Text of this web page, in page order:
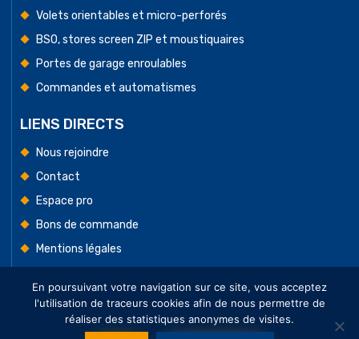
Volets orientables et micro-perforés
BSO, stores screen ZIP et moustiquaires
Portes de garage enroulables
Commandes et automatismes
LIENS DIRECTS
Nous rejoindre
Contact
Espace pro
Bons de commande
Mentions légales
En poursuivant votre navigation sur ce site, vous acceptez
l'utilisation de traceurs cookies afin de nous permettre de
réaliser des statistiques anonymes de visites.